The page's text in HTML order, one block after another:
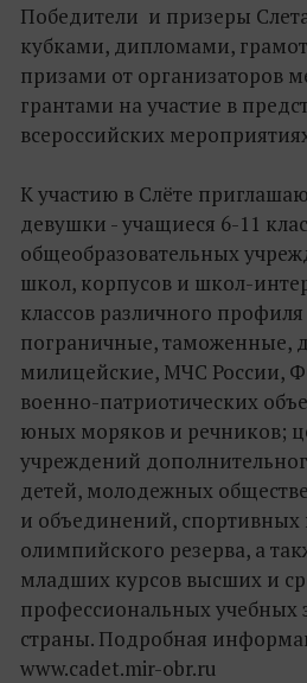
Победители и призеры
кубками, дипломами,
призами от организаторов
грантами на участие в
всероссийских
К участию в Слёте
девушки - учащиеся 6-11
общеобразовательных
школ, корпусов и школ-
классов различного
пограничные, таможенные,
милицейские, МЧС России,
военно-патриотических
юных моряков и речников;
учреждений
детей, молодежных
и объединений,
олимпийского резерва, а
младших курсов высших и
профессиональных учебных
страны. Подробная
www.cadet.mir-obr.ru